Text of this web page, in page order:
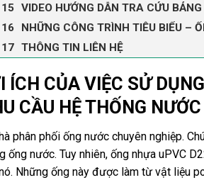
VIDEO HƯỚNG DẪN TRA CỨU
NHỮNG CÔNG TRÌNH TIÊU BIỂU –
THÔNG TIN LIÊN HỆ
ÍCH CỦA VIỆC SỬ
CẦU HỆ THỐNG
phân phối ống nước chuyên nghiệp.
ống nước. Tuy nhiên, ống nhựa uPVC
Những ống này được làm từ vật liệu